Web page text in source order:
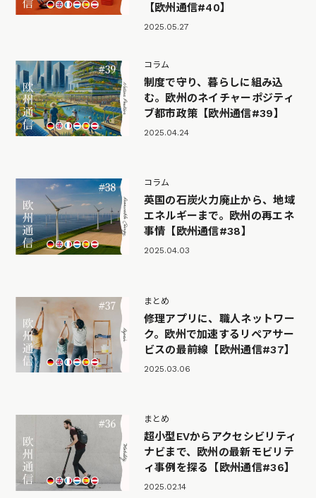
【欧州通信#40】
2025.05.27
コラム
制度で守り、暮らしに組み込
む。欧州のネイチャーポジティ
ブ都市政策【欧州通信#39】
2025.04.24
コラム
英国の石炭火力廃止から、地域
エネルギーまで。欧州の再エネ
事情【欧州通信#38】
2025.04.03
まとめ
修理アプリに、職人ネットワー
ク。欧州で加速するリペアサー
ビスの最前線【欧州通信#37】
2025.03.06
まとめ
超小型EVからアクセシビリティ
ナビまで、欧州の最新モビリテ
ィ事例を探る【欧州通信#36】
2025.02.14